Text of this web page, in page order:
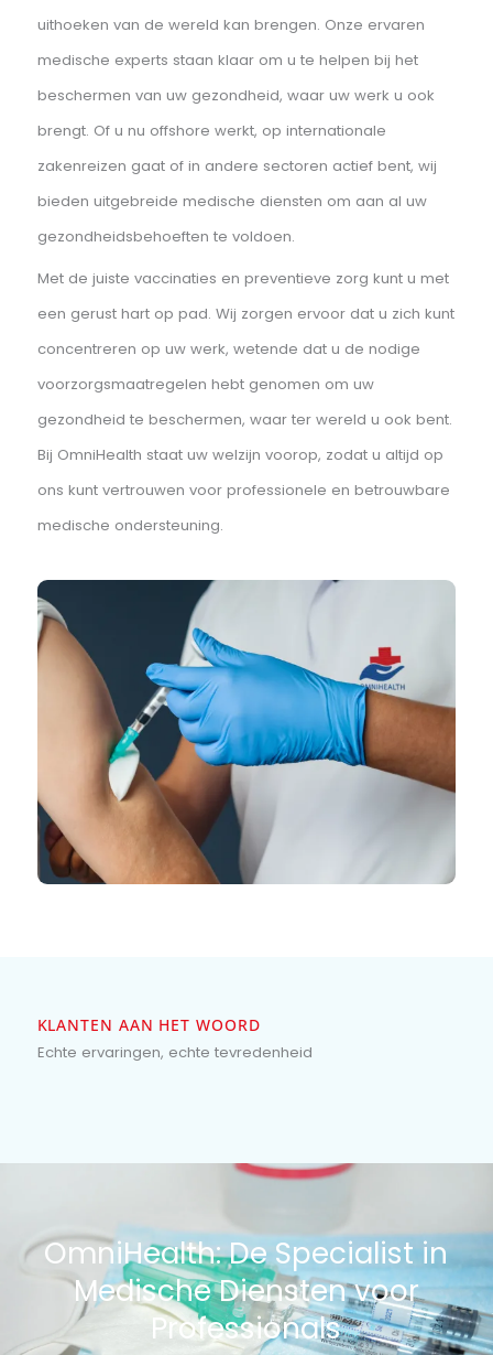
Deskundige medische zorg,
afgestemd op uw situatie.
VACCINATIES
Bescherm uzelf en anderen
Bij OmniHealth begrijpen we dat uw werk u naar alle
medische experts staan klaar om u te helpen bij het
beschermen van uw gezondheid, waar uw werk u ook
brengt. Of u nu offshore werkt, op internationale
zakenreizen gaat of in andere sectoren actief bent, wij
bieden uitgebreide medische diensten om aan al uw
gezondheidsbehoeften te voldoen.
Met de juiste vaccinaties en preventieve zorg kunt u
een gerust hart op pad. Wij zorgen ervoor dat u zich
Bij OmniHealth staat uw welzijn voorop, zodat u altijd op